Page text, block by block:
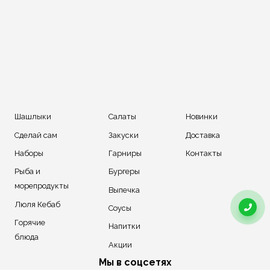
Шашлыки
Сделай сам
Наборы
Рыба и
морепродукты
Люля Кебаб
Горячие
блюда
Салаты
Закуски
Гарниры
Бургеры
Выпечка
Соусы
Напитки
Акции
Новинки
Доставка
Контакты
Мы в соцсетях